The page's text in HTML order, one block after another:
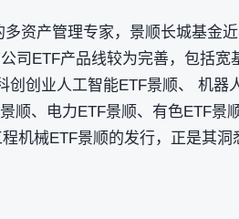
资产管理专家，景顺长城基金近
司ETF产品线较为完善，包括
创创业人工智能ETF景顺、 机器
顺、电力ETF景顺、有色ETF景
机械ETF景顺的发行，正是其